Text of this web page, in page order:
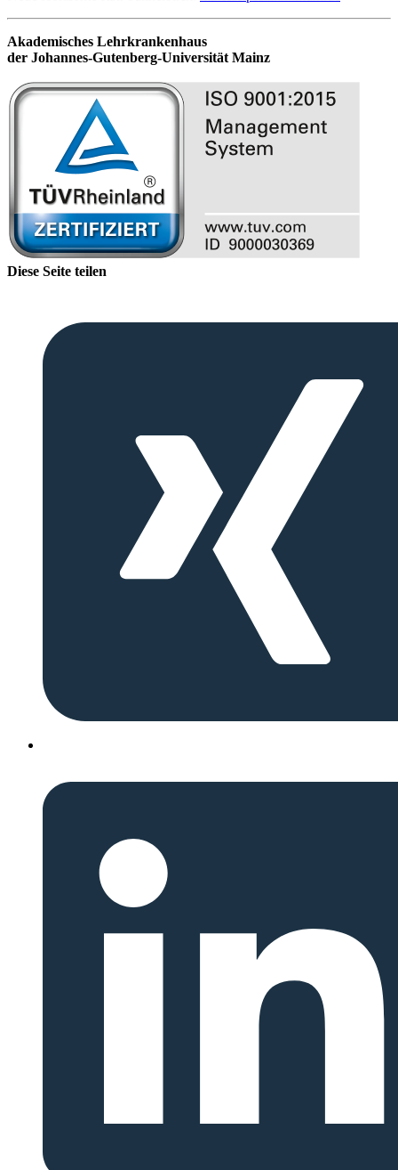
Akademisches Lehrkrankenhaus
der Johannes-Gutenberg-Universität Mainz
Diese Seite teilen